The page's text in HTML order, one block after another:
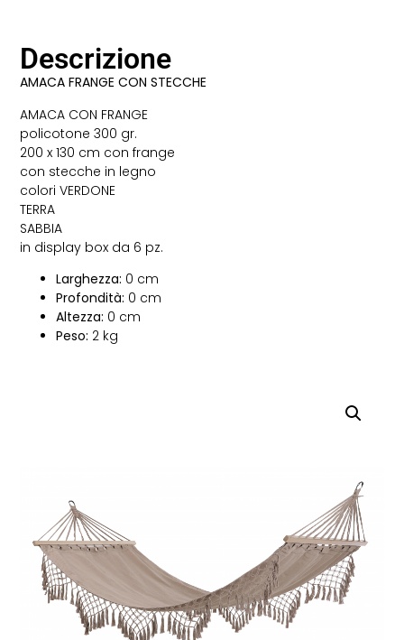
Descrizione
AMACA FRANGE CON STECCHE
AMACA CON FRANGE
policotone 300 gr.
200 x 130 cm con frange
con stecche in legno
colori VERDONE
TERRA
SABBIA
in display box da 6 pz.
Larghezza: 0 cm
Profondità: 0 cm
Altezza: 0 cm
Peso: 2 kg